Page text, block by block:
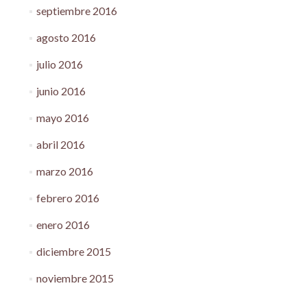
septiembre 2016
agosto 2016
julio 2016
junio 2016
mayo 2016
abril 2016
marzo 2016
febrero 2016
enero 2016
diciembre 2015
noviembre 2015